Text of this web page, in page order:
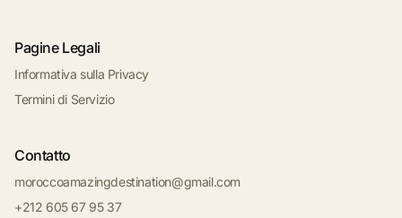
Pagine Legali
Informativa sulla Privacy
Termini di Servizio
Contatto
moroccoamazingdestination@gmail.com
+212 605 67 95 37